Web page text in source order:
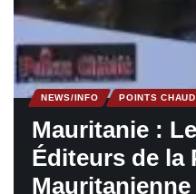
NEWS/INFO POINTS
Mauritanie :
Éditeurs de la